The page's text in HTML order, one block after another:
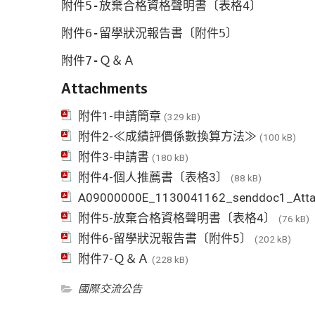
附件5-放棄合格資格聲明書〔表格4〕
附件6-留學狀況報告書〔附件5〕
附件7-Ｑ＆Ａ
Attachments
附件1-申請簡章 (329 kB)
附件2-≪成績評價係數換算方法≫ (100 kB)
附件3-申請書 (180 kB)
附件4-個人推薦書〔表格3〕 (88 kB)
附件5-放棄合格資格聲明書〔表格4〕 (76 kB)
附件6-留學狀況報告書〔附件5〕 (202 kB)
附件7-Ｑ＆Ａ (228 kB)
國際交流公告